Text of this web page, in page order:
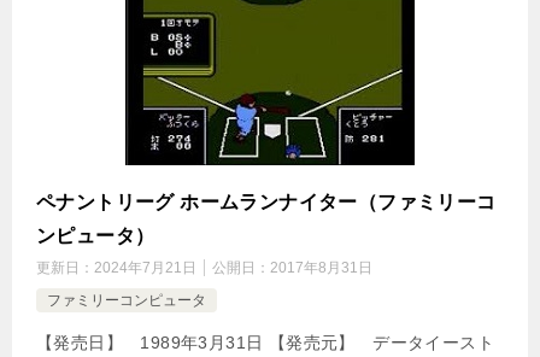
ペナントリーグ ホームランナイター（ファミリーコ
ンピュータ）
更新日： 2024年7月21日 公開日： 2017年8月31日
ファミリーコンピュータ
【発売日】 1989年3月31日 【発売元】 データイースト